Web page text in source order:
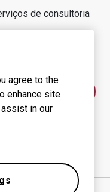
de consultoria
KFT.
agree to the
enhance site
in our